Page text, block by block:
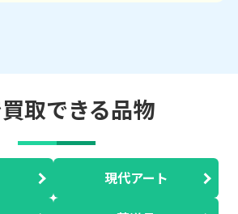
取できる品物
現代アート